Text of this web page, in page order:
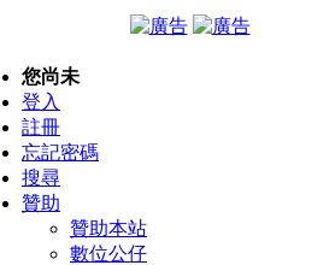
您尚未
登入
註冊
忘記密碼
搜尋
贊助
贊助本站
數位公仔